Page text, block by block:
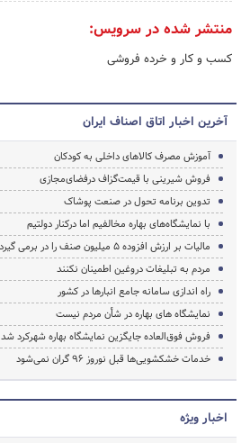
منتشر شده در سرویس:
کسب و کار و خرده فروشی
آخرین اخبار اتاق اصناف ایران
آموزش مصرف کالاهای داخلی به کودکان
فروش شیرینی با قیمت‌گزاف درفضای‌مجازی
تدوین برنامه تحول در صنعت پوشاک
با نمایشگاه‌های بهاره مخالفیم اما درکنار دولتیم
مالیات بر ارزش افزوده ۵ میلیون صنف را در برمی گیرد
مردم به تبلیغات دروغین اطمینان نکنند
راه اندازی سامانه جامع انبارها در کشور
نمایشگاه های بهاره در شأن مردم نیست
فروش فوق‌العاده جایگزین نمایشگاه‌ بهاره شهرکرد شد
خدمات خشکشویی‌ها قبل نوروز ۹۶ گران نمی‌شود
اخبار ویژه